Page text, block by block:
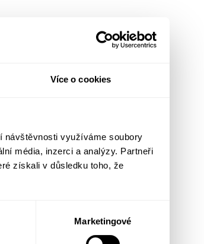
Více o cookies
návštěvnosti využíváme soubory
média, inzerci a analýzy. Partneři
získali v důsledku toho, že
Marketingové